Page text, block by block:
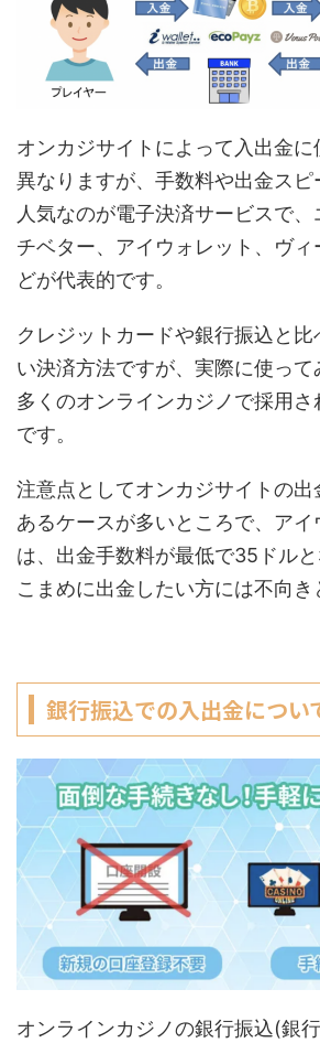
オンカジサイトによって入出金
異なりますが、手数料や出金スピ
人気なのが電子決済サービスで、
チベター、アイウォレット、ヴ
どが代表的です。
クレジットカードや銀行振込と
い決済方法ですが、実際に使って
多くのオンラインカジノで採用
です。
注意点としてオンカジサイトの
あるケースが多いところで、ア
は、出金手数料が最低で35ドル
こまめに出金したい方には不向き
銀行振込での入出金につい
オンラインカジノの銀行振込(銀